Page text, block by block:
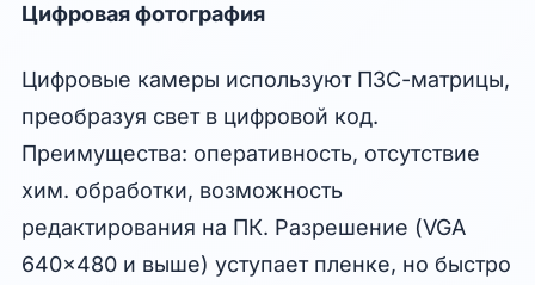
Цифровая фотография
Цифровые камеры используют ПЗС-матрицы,
преобразуя свет в цифровой код.
Преимущества: оперативность, отсутствие
хим. обработки, возможность
редактирования на ПК. Разрешение (VGA
640x480 и выше) уступает пленке, но быстро